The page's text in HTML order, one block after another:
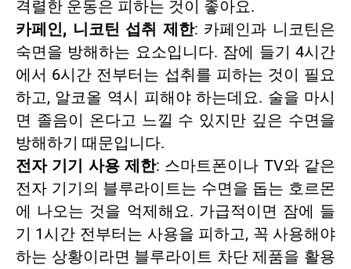
격렬한 운동은 피하는 것이 좋아요.
카페인, 니코틴 섭취 제한: 카페인과 니코틴은
숙면을 방해하는 요소입니다. 잠에 들기 4시간
에서 6시간 전부터는 섭취를 피하는 것이 필요
하고, 알코올 역시 피해야 하는데요. 술을 마시
면 졸음이 온다고 느낄 수 있지만 깊은 수면을
방해하기 때문입니다.
전자 기기 사용 제한: 스마트폰이나 TV와 같은
전자 기기의 블루라이트는 수면을 돕는 호르몬
에 나오는 것을 억제해요. 가급적이면 잠에 들
기 1시간 전부터는 사용을 피하고, 꼭 사용해야
하는 상황이라면 블루라이트 차단 제품을 활용